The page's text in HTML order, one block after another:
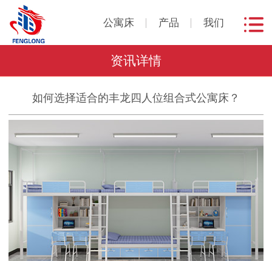
公寓床 产品 我们
资讯详情
如何选择适合的丰龙四人位组合式公寓床？